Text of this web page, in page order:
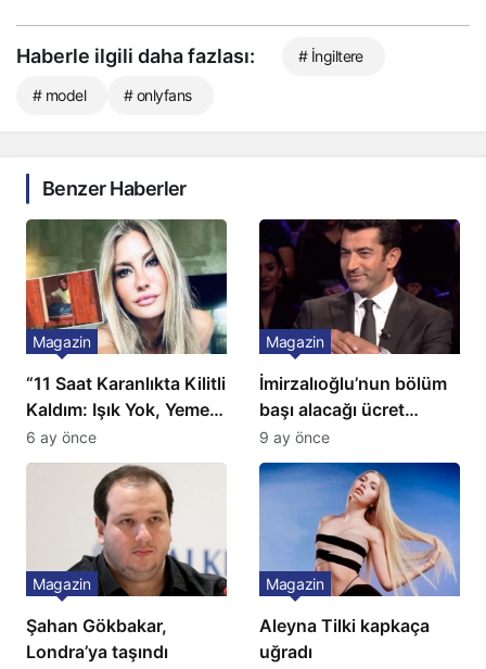
Haberle ilgili daha fazlası: # İngiltere
# model # onlyfans
Benzer Haberler
“11 Saat Karanlıkta Kilitli
Kaldım: Işık Yok, Yemek
Yok, Tuvalet Yok!”
Çağla Şikel’den Şok
Magazin
6 ay önce
İmirzalıoğlu’nun bölüm
başı alacağı ücret
Türkiye’de bir ilk:
Gözünü 2 ilçeye dikti!
Magazin
9 ay önce
Şahan Gökbakar,
Londra’ya taşındı
Magazin
Aleyna Tilki kapkaça
uğradı
Magazin